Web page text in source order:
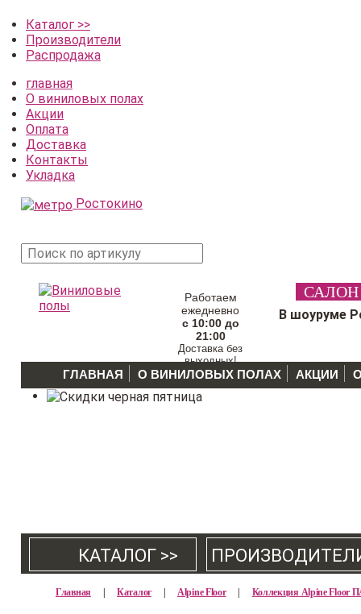
Каталог >>
Производители
Распродажа
главная
О виниловых полах
Акции
Оплата
Доставка
Контакты
Укладка
Ростокино
Работаем
ежедневно
с 10:00 до
21:00
Доставка без
выходных!
В шоуруме
ГЛАВНАЯ О ВИНИЛОВЫХ ПОЛАХ АКЦИИ
КАТАЛОГ >>
Главная | Каталог | Alpine Floor | Коллекция Alpine